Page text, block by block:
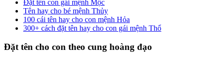
Đặt tên con gái mệnh Mộc
Tên hay cho bé mệnh Thủy
100 cái tên hay cho con mệnh Hỏa
300+ cách đặt tên hay cho con gái mệnh Thổ
Đặt tên cho con theo cung hoàng đạo